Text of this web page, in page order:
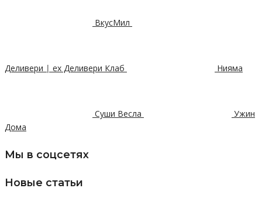
ВкусМил
Деливери | ex Деливери Клаб Нияма
Суши Весла
Ужин
Дома
Мы в соцсетях
Новые статьи